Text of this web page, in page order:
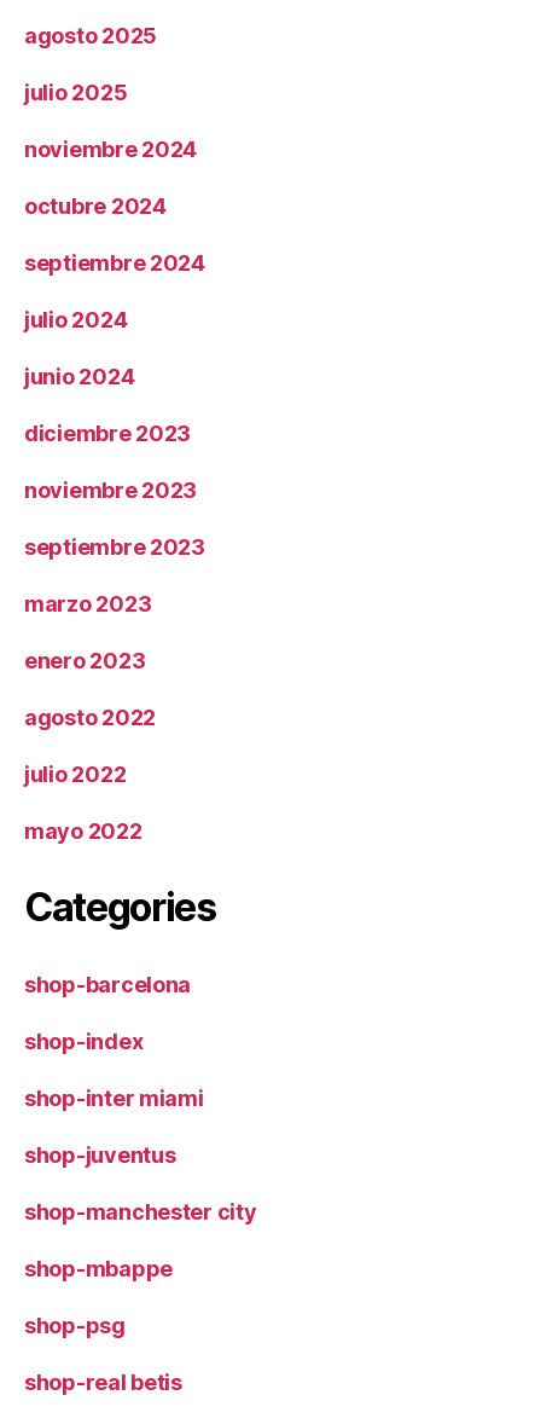
agosto 2025
julio 2025
noviembre 2024
octubre 2024
septiembre 2024
julio 2024
junio 2024
diciembre 2023
noviembre 2023
septiembre 2023
marzo 2023
enero 2023
agosto 2022
julio 2022
mayo 2022
Categories
shop-barcelona
shop-index
shop-inter miami
shop-juventus
shop-manchester city
shop-mbappe
shop-psg
shop-real betis